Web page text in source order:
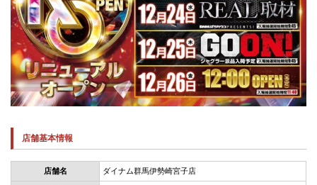
店舗基本情報
店舗名 ダイナム群馬伊勢崎宮子店